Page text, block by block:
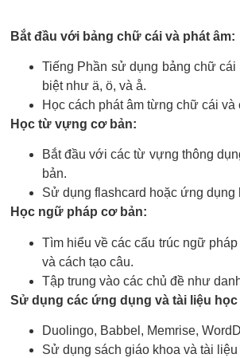
Bắt đầu với bảng chữ cái và phát âm:
Tiếng Phần sử dụng bảng chữ
biệt như ä, ö, và å.
Học cách phát âm từng chữ cái
Học từ vựng cơ bản:
Bắt đầu với các từ vựng thông
bản.
Sử dụng flashcard hoặc ứng
Học ngữ pháp cơ bản:
Tìm hiểu về các cấu trúc ngữ
và cách tạo câu.
Tập trung vào các chủ đề như
Sử dụng các ứng dụng và tài liệu học
Duolingo, Babbel, Memrise,
Sử dụng sách giáo khoa và tài